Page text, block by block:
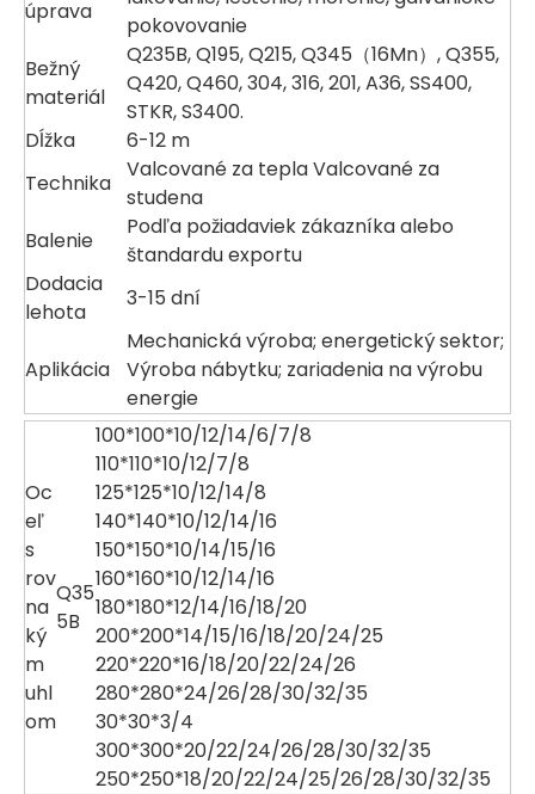
úprava
pokovovanie
Bežný
materiál
Q235B, Q195, Q215, Q345（16Mn）, Q355,
Q420, Q460, 304, 316, 201, A36, SS400,
STKR, S3400.
Dĺžka
6-12 m
Technika
Valcované za tepla Valcované za
studena
Balenie
Podľa požiadaviek zákazníka alebo
štandardu exportu
Dodacia
lehota
3-15 dní
Aplikácia
Mechanická výroba; energetický sektor;
Výroba nábytku; zariadenia na výrobu
energie
Oc
eľ
s
rov
na
ký
m
uhl
om
Q35
5B
100*100*10/12/14/6/7/8
110*110*10/12/7/8
125*125*10/12/14/8
140*140*10/12/14/16
150*150*10/14/15/16
160*160*10/12/14/16
180*180*12/14/16/18/20
200*200*14/15/16/18/20/24/25
220*220*16/18/20/22/24/26
280*280*24/26/28/30/32/35
30*30*3/4
300*300*20/22/24/26/28/30/32/35
250*250*18/20/22/24/25/26/28/30/32/35